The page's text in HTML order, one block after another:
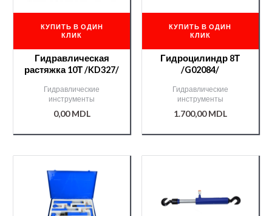
КУПИТЬ В ОДИН
КЛИК
Гидравлическая
растяжка 10Т /KD327/
Гидравлические
инструменты
0,00MDL
КУПИТЬ В ОДИН
КЛИК
Гидроцилиндр 8Т
/G02084/
Гидравлические
инструменты
1.700,00MDL